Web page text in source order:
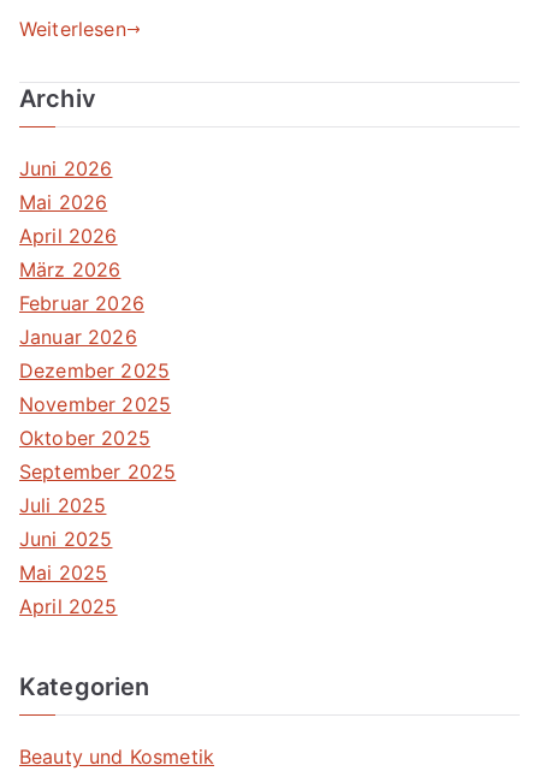
Weiterlesen
Archiv
Juni 2026
Mai 2026
April 2026
März 2026
Februar 2026
Januar 2026
Dezember 2025
November 2025
Oktober 2025
September 2025
Juli 2025
Juni 2025
Mai 2025
April 2025
Kategorien
Beauty und Kosmetik